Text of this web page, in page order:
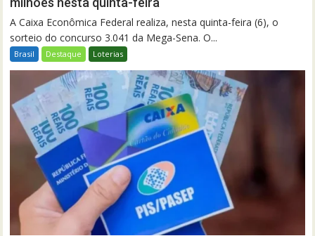
A Caixa Econômica Federal realiza, nesta quinta-feira (6), o
sorteio do concurso 3.041 da Mega-Sena. O...
Brasil Destaque Loterias